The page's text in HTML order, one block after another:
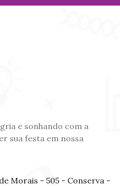
e sonhando com a
sua festa em nossa
Morais - 505 - Conserva -